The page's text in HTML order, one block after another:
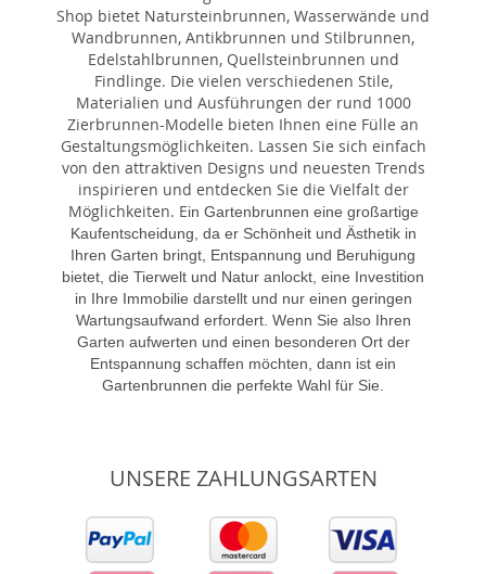
Shop bietet Natursteinbrunnen, Wasserwände und
Wandbrunnen, Antikbrunnen und Stilbrunnen,
Edelstahlbrunnen, Quellsteinbrunnen und
Findlinge. Die vielen verschiedenen Stile,
Materialien und Ausführungen der rund 1000
Zierbrunnen-Modelle bieten Ihnen eine Fülle an
Gestaltungsmöglichkeiten. Lassen Sie sich einfach
von den attraktiven Designs und neuesten Trends
inspirieren und entdecken Sie die Vielfalt der
Möglichkeiten. Ein Gartenbrunnen eine großartige
Kaufentscheidung, da er Schönheit und Ästhetik in
Ihren Garten bringt, Entspannung und Beruhigung
bietet, die Tierwelt und Natur anlockt, eine Investition
in Ihre Immobilie darstellt und nur einen geringen
Wartungsaufwand erfordert. Wenn Sie also Ihren
Garten aufwerten und einen besonderen Ort der
Entspannung schaffen möchten, dann ist ein
Gartenbrunnen die perfekte Wahl für Sie.
UNSERE ZAHLUNGSARTEN